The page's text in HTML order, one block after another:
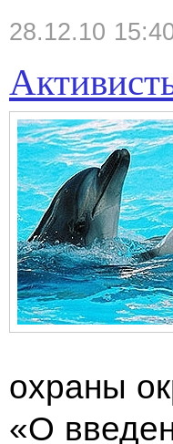
28.12.10
охраны
«О